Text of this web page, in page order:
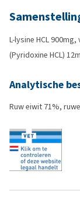
L-lysine HCL
(Pyridoxine HCL)
Analytische
Ruw eiwit 71%,